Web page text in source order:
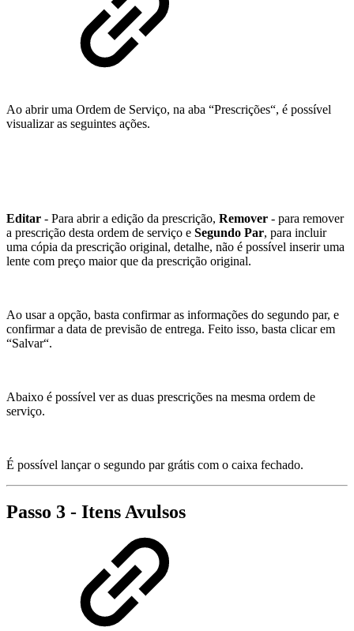
Ao abrir uma Ordem de Serviço, na aba “Prescrições“, é possível
visualizar as seguintes ações.
Editar - Para abrir a edição da prescrição, Remover - para remover
a prescrição desta ordem de serviço e Segundo Par, para incluir
uma cópia da prescrição original, detalhe, não é possível inserir uma
lente com preço maior que da prescrição original.
Ao usar a opção, basta confirmar as informações do segundo par, e
confirmar a data de previsão de entrega. Feito isso, basta clicar em
“Salvar“.
Abaixo é possível ver as duas prescrições na mesma ordem de
serviço.
É possível lançar o segundo par grátis com o caixa fechado.
Passo 3 - Itens Avulsos